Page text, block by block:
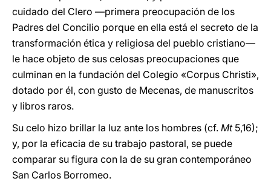
cuidado del Clero —primera preocupación de los
Padres del Concilio porque en ella está el secreto de la
transformación ética y religiosa del pueblo cristiano—
le hace objeto de sus celosas preocupaciones que
culminan en la fundación del Colegio «Corpus Christi»,
dotado por él, con gusto de Mecenas, de manuscritos
y libros raros.
Su celo hizo brillar la luz ante los hombres (cf. Mt5,16);
y, por la eficacia de su trabajo pastoral, se puede
comparar su figura con la de su gran contemporáneo
San Carlos Borromeo.